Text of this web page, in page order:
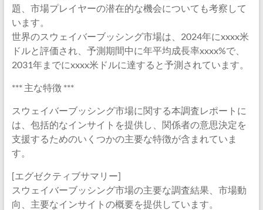
題、市場プレイヤーの潜在的な機会についても考察して
います。
世界のスウェイバーブッシング市場は、2024年にxxxx米
ドルと評価され、予測期間中に年平均成長率xxxx%で、
2031年までにxxxx米ドルに達すると予測されています。
*** 主な特徴 ***
スウェイバーブッシング市場に関する本調査レポートに
は、包括的なインサイトを提供し、関係者の意思決定を
支援するためのいくつかの主要な特徴が含まれていま
す。
[エグゼクティブサマリー]
スウェイバーブッシング市場の主要な調査結果、市場動
向、主要なインサイトの概要を提供しています。